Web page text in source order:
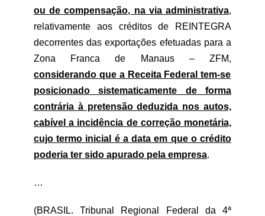
ou de compensação, na via administrativa,
relativamente aos créditos de REINTEGRA
decorrentes das exportações efetuadas para a
Zona Franca de Manaus – ZFM,
considerando que a Receita Federal tem-se
posicionado sistematicamente de forma
contrária à pretensão deduzida nos autos,
cabível a incidência de correção monetária,
cujo termo inicial é a data em que o crédito
poderia ter sido apurado pela empresa.
…
(BRASIL. Tribunal Regional Federal da 4ª